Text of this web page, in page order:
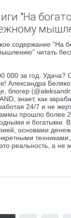
"На
содержание "На
читать
000 за год. Удача?
Александра
блогер
знает, как
24/7 и не
прошло более
и богатыми. В
основами
реальность, а не